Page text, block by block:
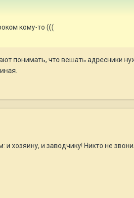
кому-то (((
понимать, что вешать адресники
хозяину, и заводчику! Никто не